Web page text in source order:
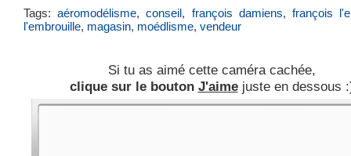
Tags:aéromodélisme,conseil, françois damiens, françois
l'embrouille, magasin, moédlisme, vendeur
Si tu as aimé cette caméra cachée,
clique sur le bouton J'aimejuste en dessous